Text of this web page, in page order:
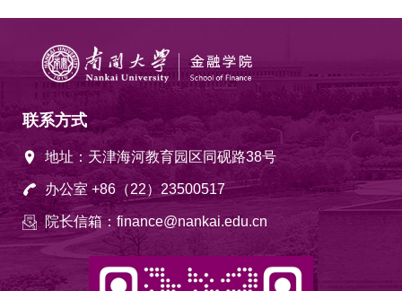
联系方式
地址：天津海河教育园区同砚路38号
办公室 +86（22）23500517
院长信箱：finance@nankai.edu.cn